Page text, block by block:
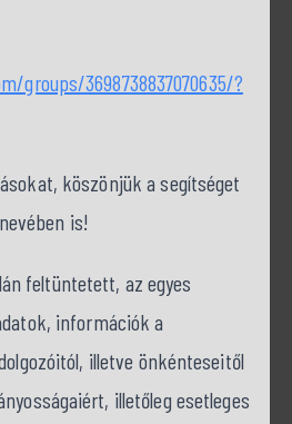
groups/3698738837070635/?
köszönjük a segítséget
is!
feltüntetett, az egyes
információk a
illetve önkénteseitől
illetőleg esetleges